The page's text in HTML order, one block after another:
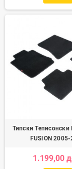
Типски Теписонски
FUSION
1.199,00